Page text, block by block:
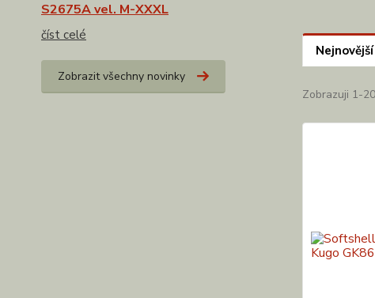
S2675A vel. M-XXXL
číst celé
Zobrazit všechny novinky
Nejnovější
Zobrazuji 1-